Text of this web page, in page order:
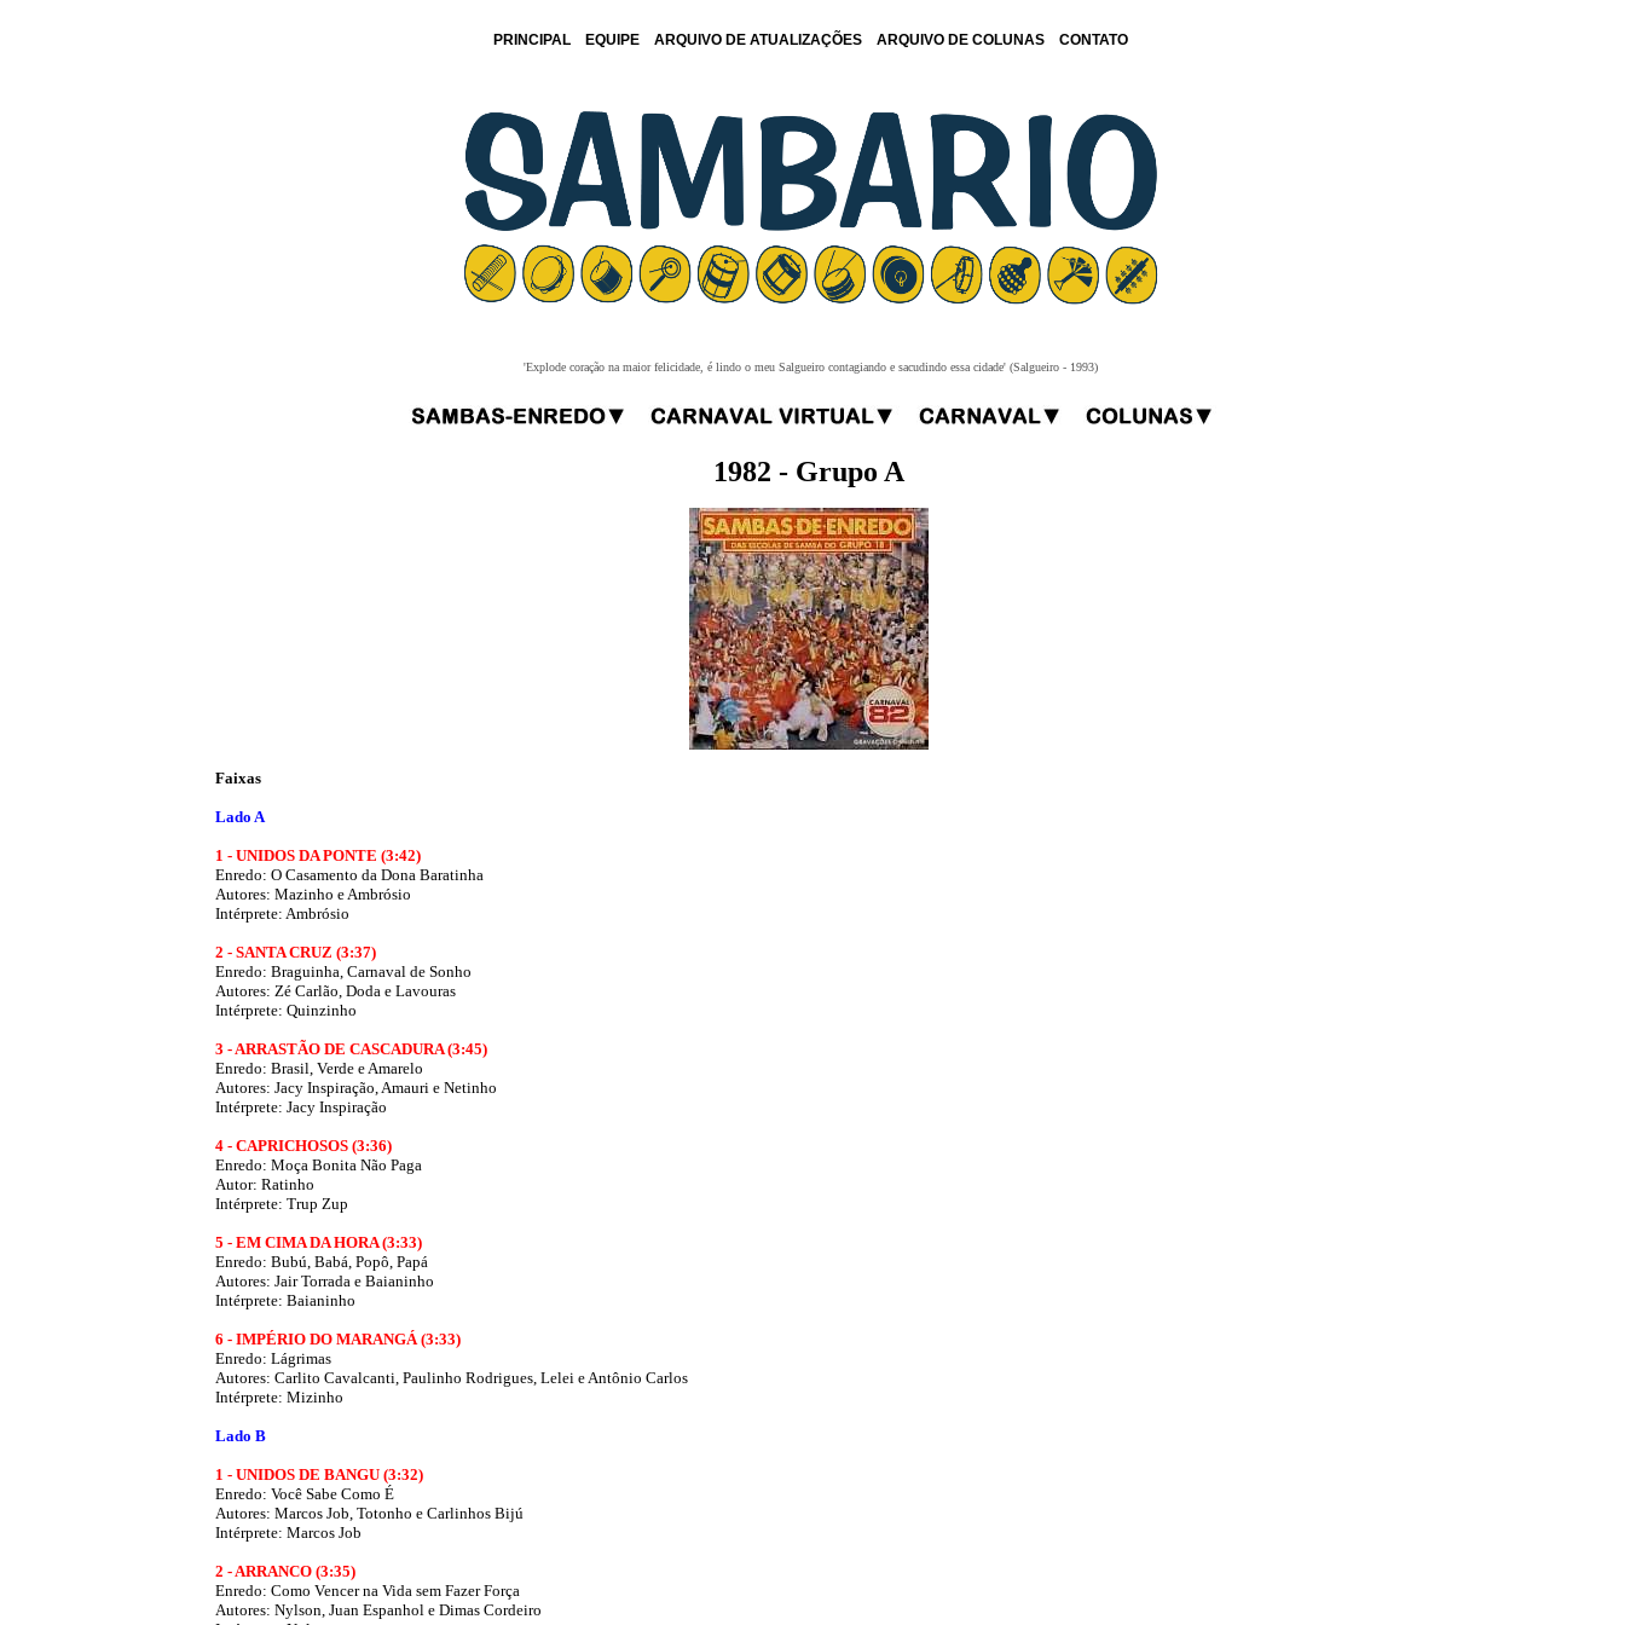
PRINCIPAL EQUIPE ARQUIVO DE ATUALIZAÇÕES ARQUIVO DE COLUNAS CONTATO
'Explode coração na maior felicidade, é lindo o meu Salgueiro contagiando e sacudindo essa cidade' (Salgueiro - 1993)
1982 - Grupo A
Faixas
Lado A
1 - UNIDOS DA PONTE (3:42)
Enredo: O Casamento da Dona Baratinha
Autores: Mazinho e Ambrósio
Intérprete: Ambrósio
2 - SANTA CRUZ (3:37)
Enredo: Braguinha, Carnaval de Sonho
Autores: Zé Carlão, Doda e Lavouras
Intérprete: Quinzinho
3 - ARRASTÃO DE CASCADURA (3:45)
Enredo: Brasil, Verde e Amarelo
Autores: Jacy Inspiração, Amauri e Netinho
Intérprete: Jacy Inspiração
4 - CAPRICHOSOS (3:36)
Enredo: Moça Bonita Não Paga
Autor: Ratinho
Intérprete: Trup Zup
5 - EM CIMA DA HORA (3:33)
Enredo: Bubú, Babá, Popô, Papá
Autores: Jair Torrada e Baianinho
Intérprete: Baianinho
6 - IMPÉRIO DO MARANGÁ (3:33)
Enredo: Lágrimas
Autores: Carlito Cavalcanti, Paulinho Rodrigues, Lelei e Antônio Carlos
Intérprete: Mizinho
Lado B
1 - UNIDOS DE BANGU (3:32)
Enredo: Você Sabe Como É
Autores: Marcos Job, Totonho e Carlinhos Bijú
Intérprete: Marcos Job
2 - ARRANCO (3:35)
Enredo: Como Vencer na Vida sem Fazer Força
Autores: Nylson, Juan Espanhol e Dimas Cordeiro